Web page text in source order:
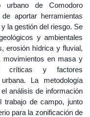
urbano de Comodoro
aportar herramientas
la gestión del riesgo. Se
y ambientales
erosión hídrica y fluvial,
movimientos en masa y
críticas y factores
La metodología
análisis de información
trabajo de campo, junto
para la zonificación de